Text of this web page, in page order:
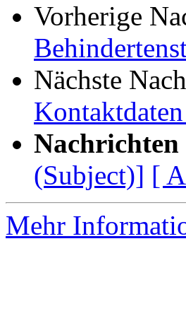
Vorherige
Nächste
(Subject)] [
Mehr